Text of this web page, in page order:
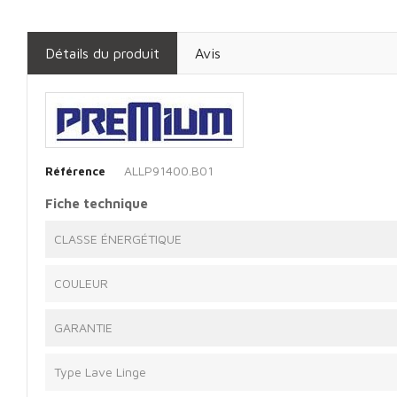
Détails du produit Avis
Référence ALLP91400.B01
Fiche technique
CLASSE ÉNERGÉTIQUE
COULEUR
GARANTIE
Type Lave Linge